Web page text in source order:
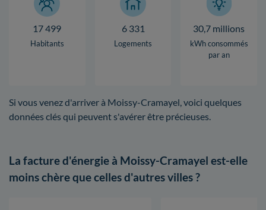
17 499
Habitants
6 331
Logements
30,7 millions
kWh consommés
par an
Si vous venez d'arriver à Moissy-Cramayel, voici quelques
données clés qui peuvent s'avérer être précieuses.
La facture d'énergie à Moissy-Cramayel est-elle
moins chère que celles d'autres villes ?